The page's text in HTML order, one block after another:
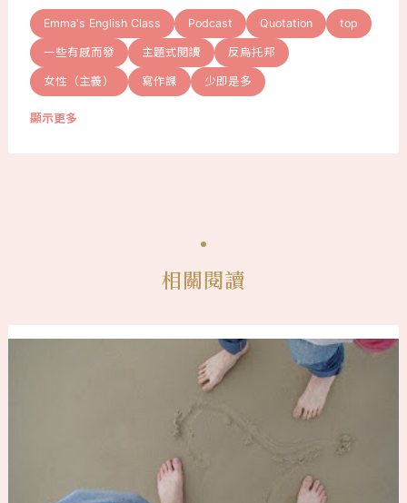
Emma's English Class Podcast Quotation top
一些有感而發 主題式閱讀 反烏托邦
女性（主義） 寫作課 少即是多
顯示更多
相關閱讀